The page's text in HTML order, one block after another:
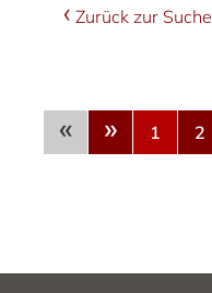
Zurück zur Suche
« » 1 2